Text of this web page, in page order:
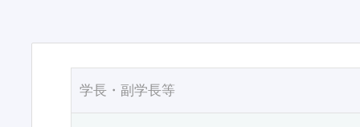
学長・副学長等